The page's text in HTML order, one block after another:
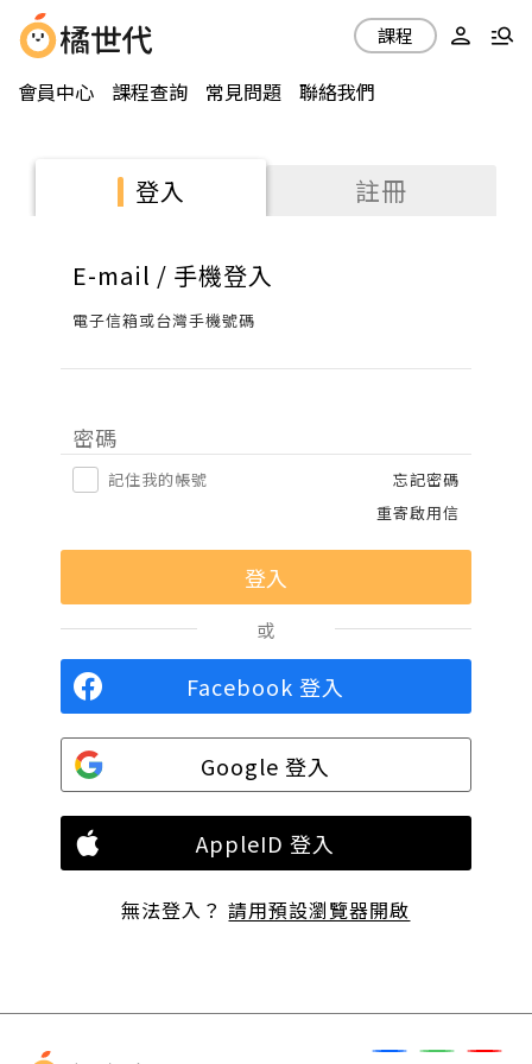
會員中心 課程查詢 常見問題 聯絡我們
課程
登入 註冊
E-mail / 手機登入
電子信箱或台灣手機號碼
密碼
記住我的帳號
忘記密碼
重寄啟用信
或
Facebook 登入
Google 登入
AppleID 登入
無法登入？請用預設瀏覽器開啟